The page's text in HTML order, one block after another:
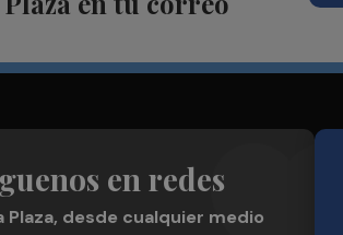
en redes
Plaza, desde cualquier medio